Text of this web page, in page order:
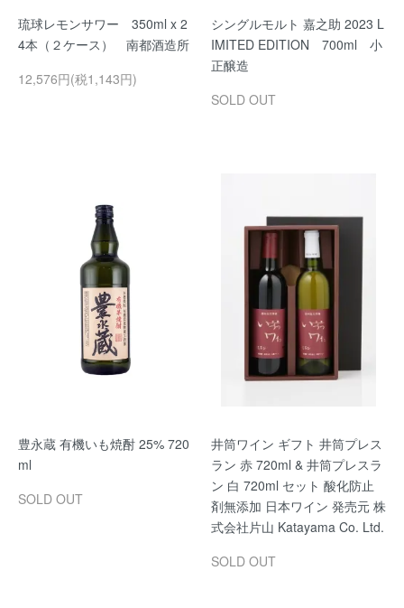
琉球レモンサワー 350ml x 2
4本（２ケース） 南都酒造所
12,576円(税1,143円)
シングルモルト 嘉之助 2023 L
IMITED EDITION 700ml 小
正醸造
SOLD OUT
豊永蔵 有機いも焼酎 25% 720
ml
SOLD OUT
井筒ワイン ギフト 井筒プレス
ラン 赤 720ml & 井筒プレスラ
ン 白 720ml セット 酸化防止
剤無添加 日本ワイン 発売元 株
式会社片山 Katayama Co. Ltd.
SOLD OUT